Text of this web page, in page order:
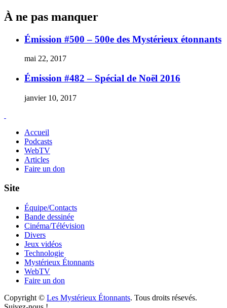
John
Stewart
À ne pas manquer
Émission #500 – 500e des Mystérieux étonnants
mai 22, 2017
Émission #482 – Spécial de Noël 2016
janvier 10, 2017
Accueil
Podcasts
WebTV
Articles
Faire un don
Site
Équipe/Contacts
Bande dessinée
Cinéma/Télévision
Divers
Jeux vidéos
Technologie
Mystérieux Étonnants
WebTV
Faire un don
Copyright © Les Mystérieux Étonnants. Tous droits résevés.